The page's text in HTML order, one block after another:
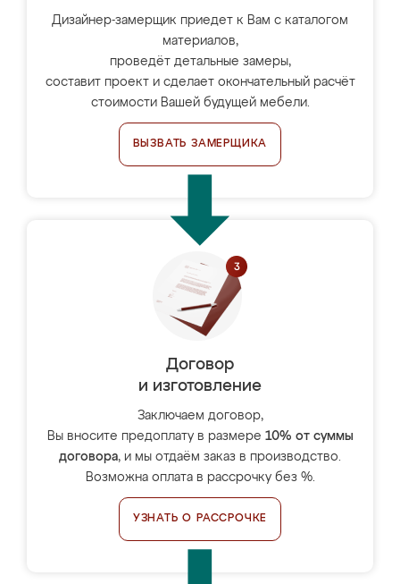
Дизайнер-замерщик приедет к Вам с каталогом
материалов,
проведёт детальные замеры,
составит проект и сделает окончательный расчёт
стоимости Вашей будущей мебели.
ВЫЗВАТЬ ЗАМЕРЩИКА
Договор
и изготовление
Заключаем договор,
Вы вносите предоплату в размере 10% от суммы
договора, и мы отдаём заказ в производство.
Возможна оплата в рассрочку без %.
УЗНАТЬ О РАССРОЧКЕ